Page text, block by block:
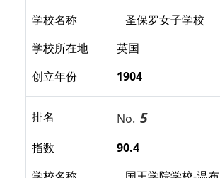
学校名称
圣保罗女子学校
学校所在地
英国
创立年份
1904
排名 No. 5
指数
90.4